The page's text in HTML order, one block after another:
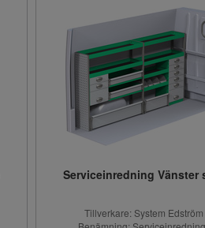
Serviceinredning Vänster
Tillverkare: System Edström